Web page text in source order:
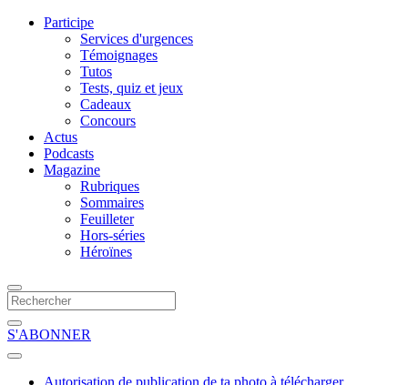
Participe
Services d'urgences
Témoignages
Tutos
Tests, quiz et jeux
Cadeaux
Concours
Actus
Podcasts
Magazine
Rubriques
Sommaires
Feuilleter
Hors-séries
Héroïnes
S'ABONNER
Autorisation de publication de ta photo à télécharger